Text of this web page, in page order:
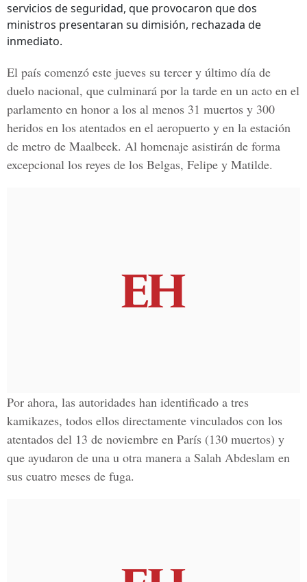
servicios de seguridad, que provocaron que dos
ministros presentaran su dimisión, rechazada de
inmediato.
El país comenzó este jueves su tercer y último día de
duelo nacional, que culminará por la tarde en un acto en el
parlamento en honor a los al menos 31 muertos y 300
heridos en los atentados en el aeropuerto y en la estación
de metro de Maalbeek. Al homenaje asistirán de forma
excepcional los reyes de los Belgas, Felipe y Matilde.
Por ahora, las autoridades han identificado a tres
kamikazes, todos ellos directamente vinculados con los
atentados del 13 de noviembre en París (130 muertos) y
que ayudaron de una u otra manera a Salah Abdeslam en
sus cuatro meses de fuga.